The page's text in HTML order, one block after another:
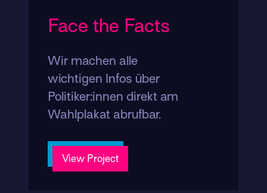
Face the Facts
Wir machen alle
wichtigen Infos über
Politiker:innen direkt am
Wahlplakat abrufbar.
View Project